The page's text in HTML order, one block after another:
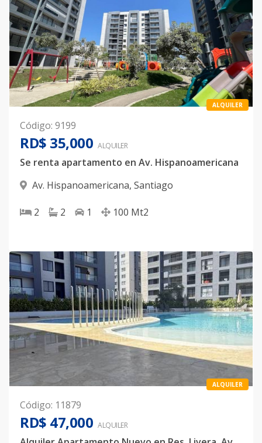
ALQUILER
Código: 9199
RD$ 35,000 ALQUILER
Se renta apartamento en Av. Hispanoamericana
Av. Hispanoamericana, Santiago
2 2 1 100 Mt2
ALQUILER
Código: 11879
RD$ 47,000 ALQUILER